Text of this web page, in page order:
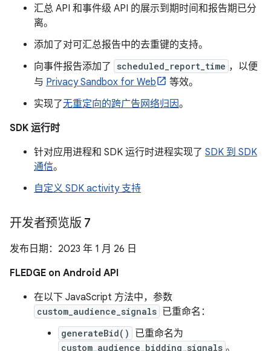
汇总 API 和事件级 API 的展示到期时间和报告期已分
离。
添加了对可汇总报告中的去重键的支持。
向事件报告添加了
scheduled_report_time ，以便
与 Privacy Sandbox for Web
等效。
实现了无重定向的跨广告网络归因。
SDK 运行时
针对应用进程和 SDK 运行时进程实现了 SDK 到 SDK
通信。
自定义 SDK activity 支持
开发者预览版 7
发布日期：2023 年 1 月 26 日
FLEDGE on Android API
在以下 JavaScript 方法中，参数
custom_audience_signals 已重命名：
generateBid() 已重命名为
custom_audience_bidding_signals 。